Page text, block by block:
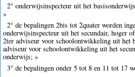
2° onderwijsinspecteur uit het
»
2° de bepalingen 2bis tot 2quater worden
onderwijsinspecteur uit het secundair, hoger
2ter adviseur voor schoolontwikkeling uit het
adviseur voor schoolontwikkeling uit het
onderwijs; »
3° de bepalingen onder 5 tot 8 en 11 tot 17